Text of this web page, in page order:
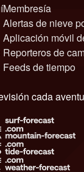
Membresía
Alertas de nieve
Aplicación móvil
Reporteros de
Feeds de tiempo
cada